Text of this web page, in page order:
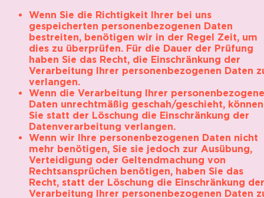
Wenn Sie die Richtigkeit Ihrer bei uns
gespeicherten personenbezogenen Daten
bestreiten, benötigen wir in der Regel Zeit, um
dies zu überprüfen. Für die Dauer der Prüfung
haben Sie das Recht, die Einschränkung der
Verarbeitung Ihrer personenbezogenen Daten
verlangen.
Wenn die Verarbeitung Ihrer
Daten unrechtmäßig geschah/geschieht, können
Sie statt der Löschung die Einschränkung der
Datenverarbeitung verlangen.
Wenn wir Ihre personenbezogenen Daten nicht
mehr benötigen, Sie sie jedoch zur Ausübung,
Verteidigung oder Geltendmachung von
Rechtsansprüchen benötigen, haben Sie das
Recht, statt der Löschung die Einschränkung der
Verarbeitung Ihrer personenbezogenen Daten